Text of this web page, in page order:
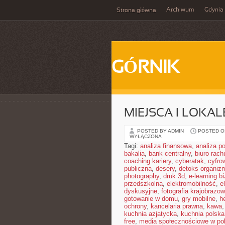
Strona główna Archiwum Gdynia
GÓRNIK
MIEJSCA I
POSTED BY ADMIN POSTED
WYŁĄCZONA
Tagi: analiza finansowa, analiza
bakalia, bank centralny, biuro
coaching kariery, cyberatak,
publiczna, desery, detoks
photography, druk 3d, e-learning
przedszkolna, elektromobilność,
dyskusyjne, fotografia
gotowanie w domu, gry mobilne,
ochrony, kancelaria prawna, kawa,
kuchnia azjatycka, kuchnia polska
free, media społecznościowe w